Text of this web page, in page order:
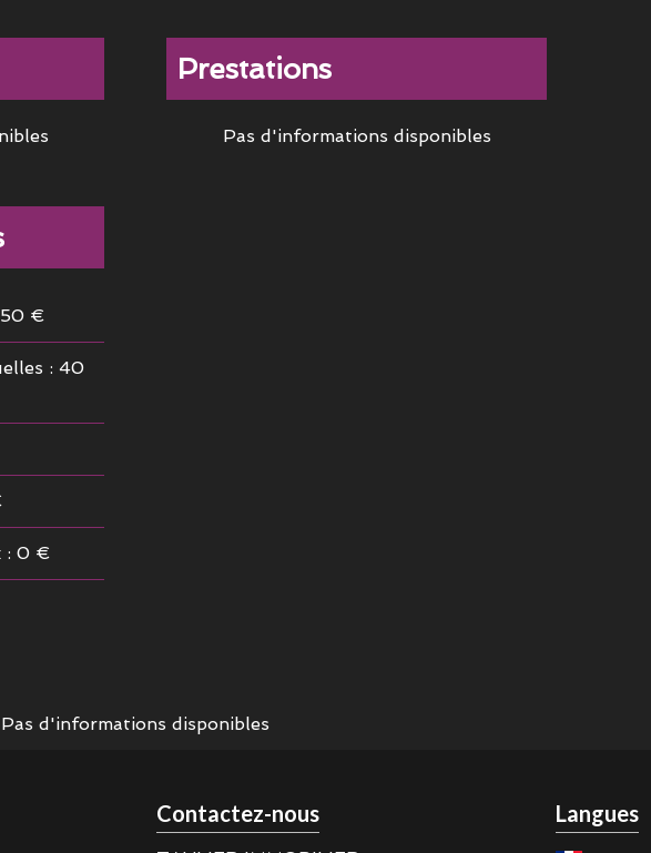
Prestations
Pas d'informations disponibles
€
: 40
: 0 €
Pas d'informations disponibles
Contactez-nous Langues